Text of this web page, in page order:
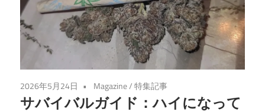
2026年5月24日 Magazine/特集記事
サバイバルガイド：ハイになって